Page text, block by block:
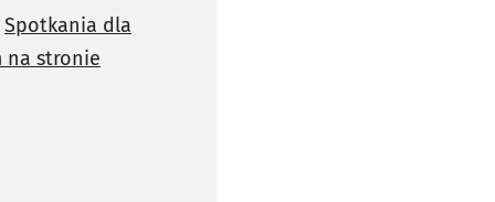
Spotkania dla
na stronie